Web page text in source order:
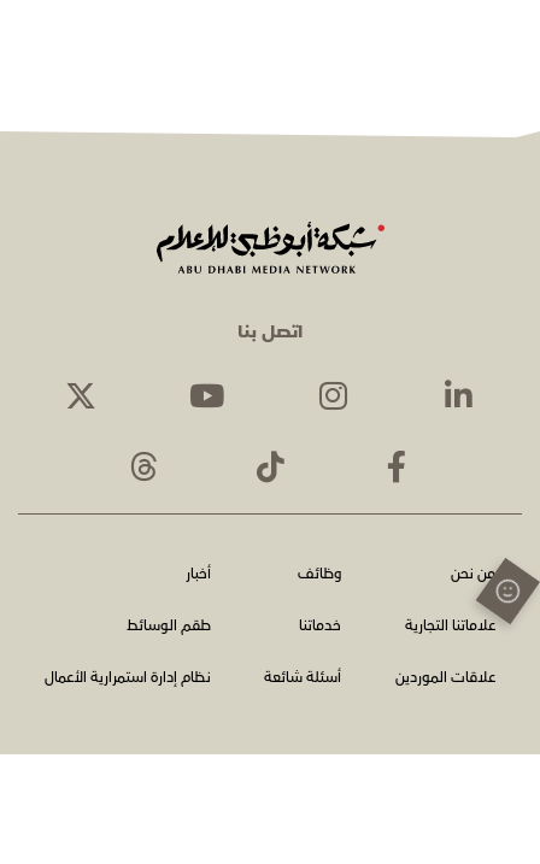
اتصل بنا
من نحن وظائف أخبار
علاماتنا التجارية خدماتنا طقم الوسائط
علاقات الموردين أسئلة شائعة نظام إدارة استمرارية الأعمال